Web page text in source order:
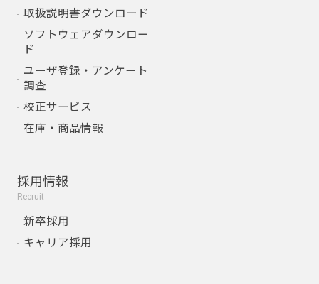
取扱説明書ダウンロード
ソフトウェアダウンロー
ド
ユーザ登録・アンケート
調査
校正サービス
在庫・商品情報
採用情報
Recruit
新卒採用
キャリア採用